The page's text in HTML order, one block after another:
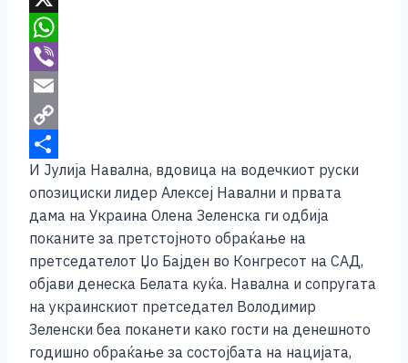
e
b
o
o
k
s
s
e
n
g
e
r
w
t
t
e
r
X
W
h
a
s
A
p
p
V
b
e
r
E
m
a
i
l
C
o
p
y
L
i
n
k
S
h
a
r
e
И Јулија Навална, вдовица на водечкиот руски
опозициски лидер Алексеј Навални и првата
дама на Украина Олена Зеленска ги одбија
поканите за претстојното обраќање на
претседателот Џо Бајден во Конгресот на САД,
објави денеска Белата куќа. Навална и сопругата
на украинскиот претседател Володимир
Зеленски беа поканети како гости на денешното
годишно обраќање за состојбата на нацијата,